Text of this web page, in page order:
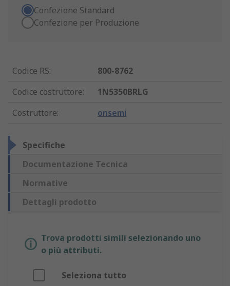
Confezione Standard
Confezione per Produzione
Codice RS:
800-8762
Codice costruttore:
1N5350BRLG
Costruttore: onsemi
Specifiche
Documentazione Tecnica
Normative
Dettagli prodotto
Trova prodotti simili selezionando uno
o più attributi.
Seleziona tutto